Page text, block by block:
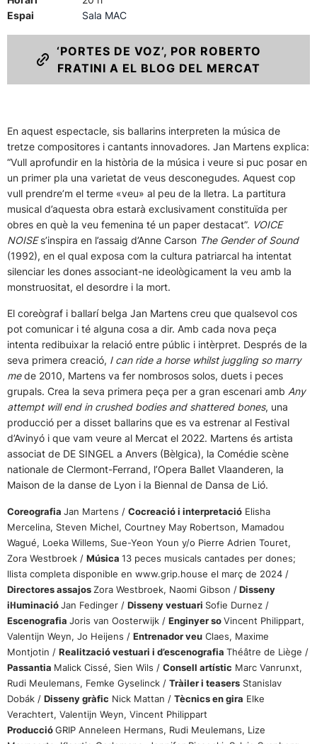
Espai
Sala MAC
‘PORTES DE VOZ’, POR ROBERTO
FRATINI A EL BLOG DEL MERCAT
En aquest espectacle, sis ballarins interpreten la música de
tretze compositores i cantants innovadores. Jan Martens explica:
“Vull aprofundir en la història de la música i veure si puc posar en
un primer pla una varietat de veus desconegudes. Aquest cop
vull prendre’m el terme «veu» al peu de la lletra. La partitura
musical d’aquesta obra estarà exclusivament constituïda per
obres en què la veu femenina té un paper destacat”. VOICE
NOISEs’inspira en l’assaig d’Anne Carson The Gender of Sound
(1992), en el qual exposa com la cultura patriarcal ha intentat
silenciar les dones associant-ne ideològicament la veu amb la
monstruositat, el desordre i la mort.
El coreògraf i ballarí belga Jan Martens creu que qualsevol cos
pot comunicar i té alguna cosa a dir. Amb cada nova peça
intenta redibuixar la relació entre públic i intèrpret. Després de la
seva primera creació, I can ride a horse whilst juggling so marry
mede 2010, Martens va fer nombrosos solos, duets i peces
grupals. Crea la seva primera peça per a gran escenari amb Any
attempt will end in crushed bodies and shattered bones, una
producció per a disset ballarins que es va estrenar al Festival
d’Avinyó i que vam veure al Mercat el 2022. Martens és artista
associat de DE SINGEL a Anvers (Bèlgica), la Comédie scène
nationale de Clermont-Ferrand, l’Opera Ballet Vlaanderen, la
Maison de la danse de Lyon i la Biennal de Dansa de Lió.
Coreografia Jan Martens / Cocreació i interpretació Elisha
Mercelina, Steven Michel, Courtney May Robertson, Mamadou
Wagué, Loeka Willems, Sue-Yeon Youn y/o Pierre Adrien Touret,
Zora Westbroek / Música 13 peces musicals cantades per dones;
llista completa disponible en www.grip.house el març de 2024 /
Directores assajosZora Westbroek, Naomi Gibson /Disseny
il·luminacióJan Fedinger / Disseny vestuari Sofie Durnez /
Escenografia Joris van Oosterwijk / Enginyer soVincent Philippart,
Valentijn Weyn, Jo Heijens / Entrenador veu Claes, Maxime
Montjotin / Realització vestuari i d’escenografia Théâtre de Liège /
Passantia Malick Cissé, Sien Wils / Consell artístic Marc Vanrunxt,
Rudi Meulemans, Femke Gyselinck / Tràiler i teasers Stanislav
Dobák / Disseny gràfic Nick Mattan / Tècnics en gira Elke
Verachtert, Valentijn Weyn, Vincent Philippart
ProduccióGRIP Anneleen Hermans, Rudi Meulemans, Lize